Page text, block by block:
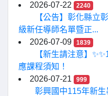
2026-07-22
2240
【公告】彰化縣立
級新任導師名單暨正...
2026-07-09
1839
【新生請注意】
應課程須知！
2026-07-21
999
彰興國中115年新